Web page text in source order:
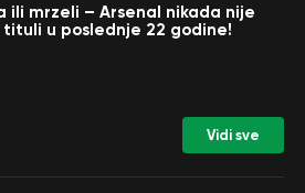
ili mrzeli – Arsenal nikada nije
u poslednje 22 godine!
Vidi sve